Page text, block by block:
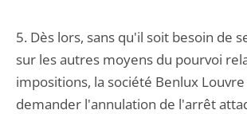
5. Dès lors, sans qu'il soit besoin de
sur les autres moyens du pourvoi
impositions, la société Benlux
demander l'annulation de l'arrêt